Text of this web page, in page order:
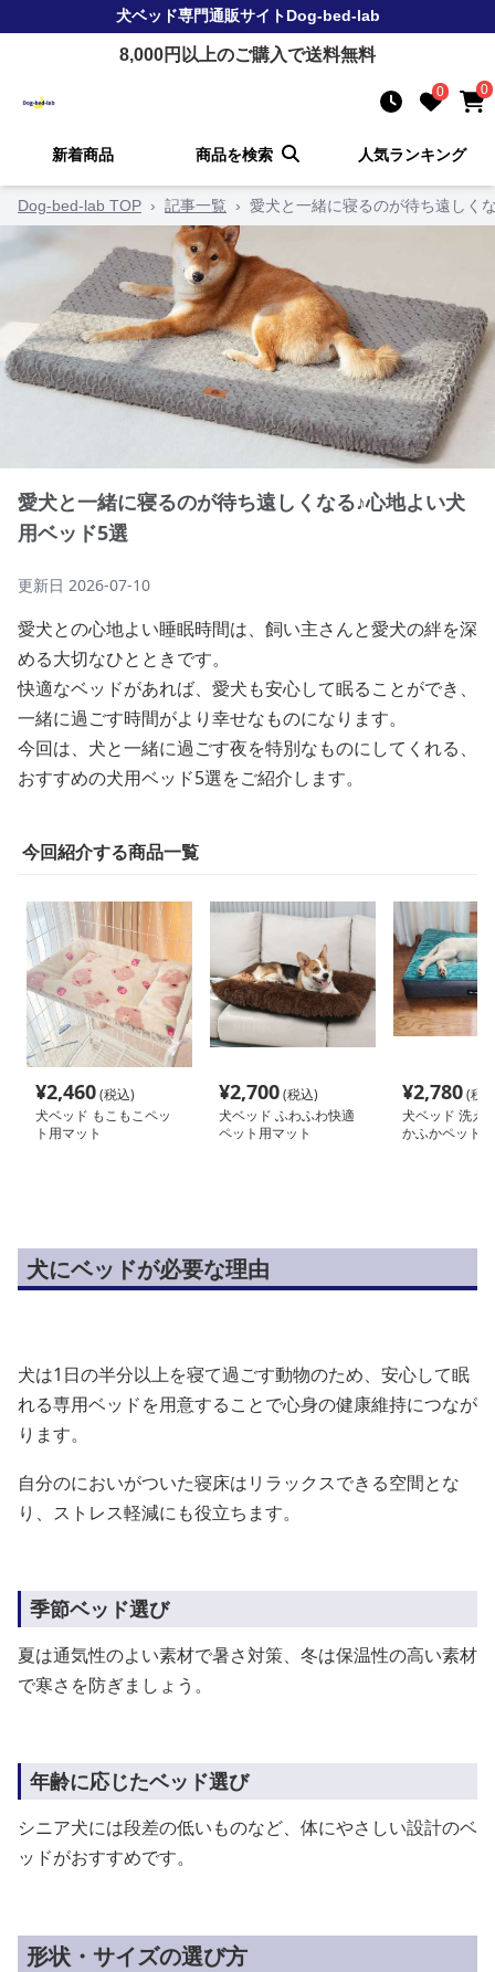
犬ベッド専門通販サイトDog-bed-lab
8,000円以上のご購入で送料無料
0 0
新着商品 商品を検索 人気ランキング
Dog-bed-lab TOP › 記事一覧 › 愛犬と一緒に寝るのが待ち遠しく
愛犬と一緒に寝るのが待ち遠しくなる♪心地よい犬
用ベッド5選
更新日 2026-07-10
愛犬との心地よい睡眠時間は、飼い主さんと愛犬の絆を深
める大切なひとときです。
快適なベッドがあれば、愛犬も安心して眠ることができ、
一緒に過ごす時間がより幸せなものになります。
今回は、犬と一緒に過ごす夜を特別なものにしてくれる、
おすすめの犬用ベッド5選をご紹介します。
今回紹介する商品一覧
¥2,460(税込)
犬ベッド もこもこペッ
ト用マット
¥2,700(税込)
犬ベッド ふわふわ快適
ペット用マット
¥2,780(税
犬ベッド 洗え
かふかペット
犬にベッドが必要な理由
犬は1日の半分以上を寝て過ごす動物のため、安心して眠
れる専用ベッドを用意することで心身の健康維持につなが
ります。
自分のにおいがついた寝床はリラックスできる空間とな
り、ストレス軽減にも役立ちます。
季節ベッド選び
夏は通気性のよい素材で暑さ対策、冬は保温性の高い素材
で寒さを防ぎましょう。
年齢に応じたベッド選び
シニア犬には段差の低いものなど、体にやさしい設計のベ
ッドがおすすめです。
形状・サイズの選び方